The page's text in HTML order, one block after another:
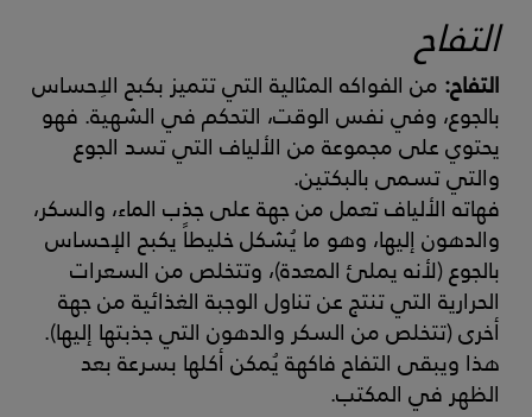
التفاح
التفاح:من الفواكه المثالية التي تتميز بكبح الاِحساس
بالجوع، وفي نفس الوقت، التحكم في الشهية. فهو
يحتوي على مجموعة من الألياف التي تسد الجوع
والتي تسمى بالبكتين.
فهاته الألياف تعمل من جهة على جذب الماء، والسكر،
والدهون إليها، وهو ما يُشكل خليطاً يكبح الإحساس
بالجوع (لأنه يملئ المعدة)، وتتخلص من السعرات
الحرارية التي تنتج عن تناول الوجبة الغذائية من جهة
أخرى (تتخلص من السكر والدهون التي جذبتها إليها).
هذا ويبقى التفاح فاكهة يُمكن أكلها بسرعة بعد
الظهر في المكتب.